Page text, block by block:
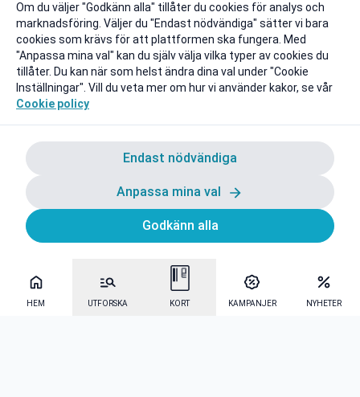
HEM UTFORSKA KORT KAMPANJER NYHETER
Om du väljer "Godkänn alla" tillåter du cookies för analys och
marknadsföring. Väljer du "Endast nödvändiga" sätter vi bara
cookies som krävs för att plattformen ska fungera. Med
"Anpassa mina val" kan du själv välja vilka typer av cookies du
tillåter. Du kan när som helst ändra dina val under "Cookie
Inställningar". Vill du veta mer om hur vi använder kakor, se vår
Cookie policy
Endast nödvändiga
Anpassa mina val
Godkänn alla